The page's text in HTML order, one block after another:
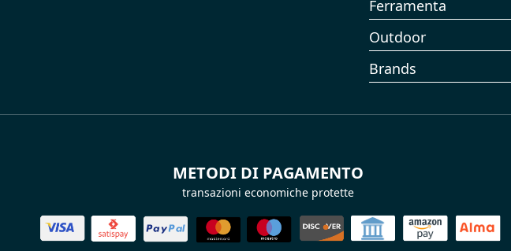
Ferramenta
Outdoor
Brands
METODI DI PAGAMENTO
transazioni economiche protette